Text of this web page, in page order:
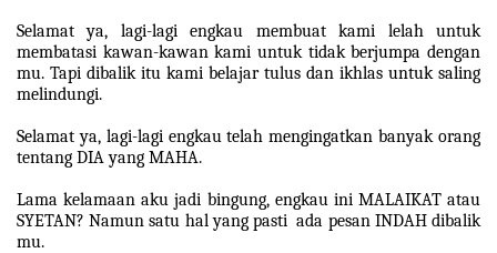
Selamat ya, lagi-lagi engkau membuat kami lelah untuk
membatasi kawan-kawan kami untuk tidak berjumpa dengan
mu. Tapi dibalik itu kami belajar tulus dan ikhlas untuk saling
melindungi.
Selamat ya, lagi-lagi engkau telah mengingatkan banyak orang
tentang DIA yang MAHA.
Lama kelamaan aku jadi bingung, engkau ini MALAIKAT atau
SYETAN? Namun satu hal yang pasti ada pesan INDAH dibalik
mu.